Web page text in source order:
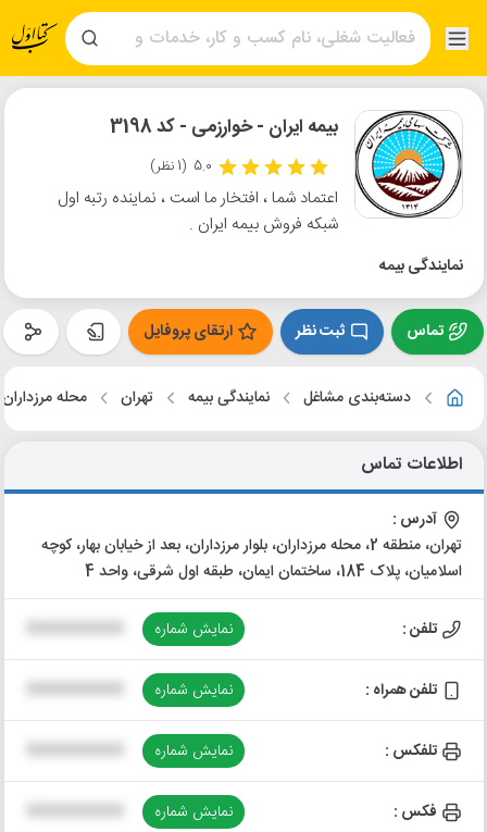
بیمه ایران - خوارزمی - کد 3198
5.0 (1 نظر)
اعتماد شما ، افتخار ما است ، نماینده رتبه اول
شبکه فروش بیمه ایران .
نمایندگی بیمه
تماس ثبت نظر ارتقای پروفایل
دسته‌بندی مشاغل نمایندگی بیمه تهران محله مرزداران
اطلاعات تماس
آدرس :
تهران، منطقه 2، محله مرزداران، بلوار مرزداران، بعد از خیابان بهار، کوچه
اسلامیان، پلاک 184، ساختمان ایمان، طبقه اول شرقی، واحد 4
تلفن : نمایش شماره
تلفن همراه : نمایش شماره
تلفکس : نمایش شماره
فکس : نمایش شماره